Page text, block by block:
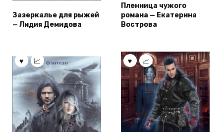
Зазеркалье для рыжей
— Лидия Демидова
Пленница чужого
романа — Екатерина
Вострова